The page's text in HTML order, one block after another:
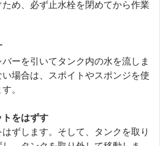
め、必ず止水栓を閉めてから作業
ーを引いてタンク内の水を流しま
場合は、スポイトやスポンジを使
。
トをはずす
ずします。そして、タンクを取り